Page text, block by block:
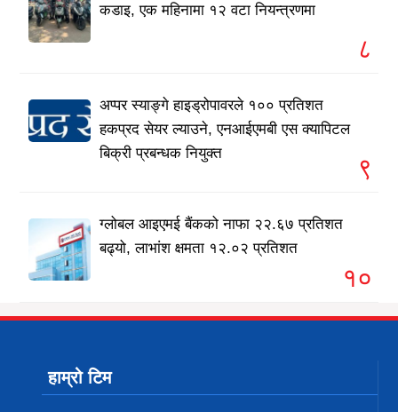
कडाइ, एक महिनामा १२ वटा नियन्त्रणमा
८
अप्पर स्याङ्गे हाइड्रोपावरले १०० प्रतिशत
हकप्रद सेयर ल्याउने, एनआईएमबी एस क्यापिटल
बिक्री प्रबन्धक नियुक्त
९
ग्लोबल आइएमई बैंकको नाफा २२.६७ प्रतिशत
बढ्यो, लाभांश क्षमता १२.०२ प्रतिशत
१०
हाम्रो टिम